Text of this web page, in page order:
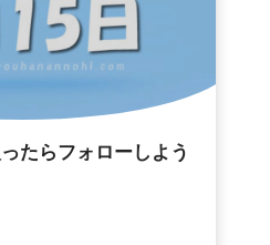
たらフォローしよう